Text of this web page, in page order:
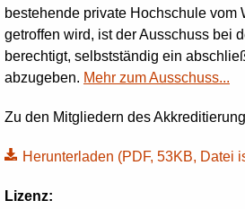
bestehende private Hochschule vom
getroffen wird, ist der Ausschuss bei
berechtigt, selbstständig ein
abzugeben. Mehr zum Ausschuss...
Zu den Mitgliedern des
Herunterladen (PDF, 53KB, Datei
Lizenz: